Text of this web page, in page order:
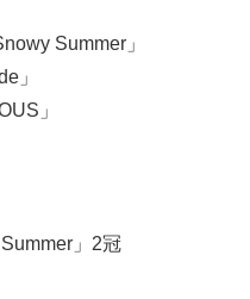
Summer」
」
」
」2冠